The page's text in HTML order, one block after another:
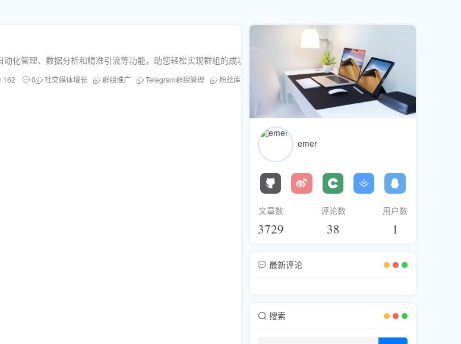
化管理、数据分析和精准引流等功能，助您轻松实现群组的成功运营。
162 0 社交媒体增长 群组推广 Telegram群组管理 粉丝库 TG会员服务
emer
文章数
3729
评论数
38
用户数
1
最新评论
搜索